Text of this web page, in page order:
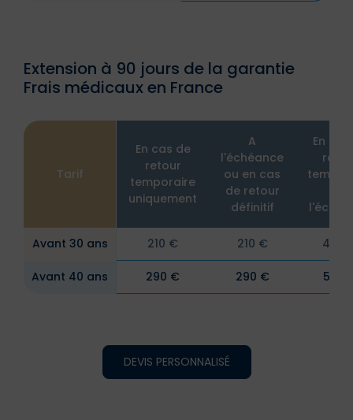
Extension à 90 jours de la garantie
Frais médicaux en France
Tarif
En cas de
retour
temporaire
uniquement
A
l'échéance
ou en cas
de retour
définitif
En
Avant 30 ans 210 € 210 € 420
Avant 40 ans 290 € 290 € 580
DEVIS PERSONNALISÉ